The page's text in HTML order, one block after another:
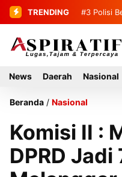
TRENDING #4 2
News Daerah Nasional
Beranda / Nasional
Komisi II :
DPRD Jadi